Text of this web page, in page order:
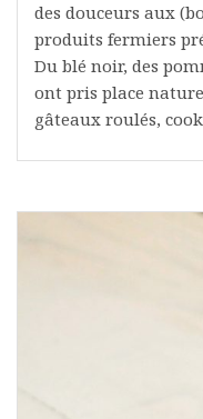
des douceurs aux
produits fermiers
Du blé noir, des
ont pris place
gâteaux roulés,